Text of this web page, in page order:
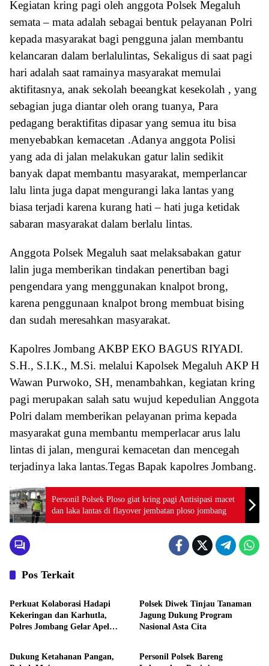
Kegiatan kring pagi oleh anggota Polsek Megaluh
semata – mata adalah sebagai bentuk pelayanan Polri
kepada masyarakat bagi pengguna jalan membantu
kelancaran dalam berlalulintas, Sekaligus di saat pagi
hari adalah saat ramainya masyarakat memulai
aktifitasnya, anak sekolah beeangkat kesekolah , yang
sebagian juga diantar oleh orang tuanya, Para
pedagang beraktifitas dipasar yang semua itu bisa
menyebabkan kemacetan .Adanya anggota Polisi
yang ada di jalan melakukan gatur lalin sedikit
banyak dapat membantu masyarakat, memperlancar
lalu linta juga dapat mengurangi laka lantas yang
biasa terjadi karena kurang hati – hati juga ketidak
sabaran masyarakat dalam berlalu lintas.
Anggota Polsek Megaluh saat melaksabakan gatur
lalin juga memberikan tindakan penertiban bagi
pengendara yang menggunakan knalpot brong,
karena penggunaan knalpot brong membuat bising
dan sudah meresahkan masyarakat.
Kapolres Jombang AKBP EKO BAGUS RIYADI.
S.H., S.I.K., M.Si. melalui Kapolsek Megaluh AKP H
Wawan Purwoko, SH, menambahkan, kegiatan kring
pagi merupakan salah satu wujud kepedulian Anggota
Polri dalam memberikan pelayanan prima kepada
masyarakat guna membantu memperlacar arus lalu
lintas di jalan, mengurai kemacetan dan mencegah
terjadinya laka lantas.Tegas Bapak kapolres Jombang.
Personil Polsek Ploso giat kring pagi Antisipasi macet
dan laka lantas di flayover jembatan ploso jombang
Pos Terkait
Aktivitas
Perkuat Kolaborasi Hadapi
Kekeringan dan Karhutla,
Polres Jombang Gelar Apel
Polsek Diwek Tinjau Tanaman
Jagung Dukung Program
Nasional Asta Cita
Aktivitas
Dukung Ketahanan Pangan,
Aktivitas
Personil Polsek Bareng